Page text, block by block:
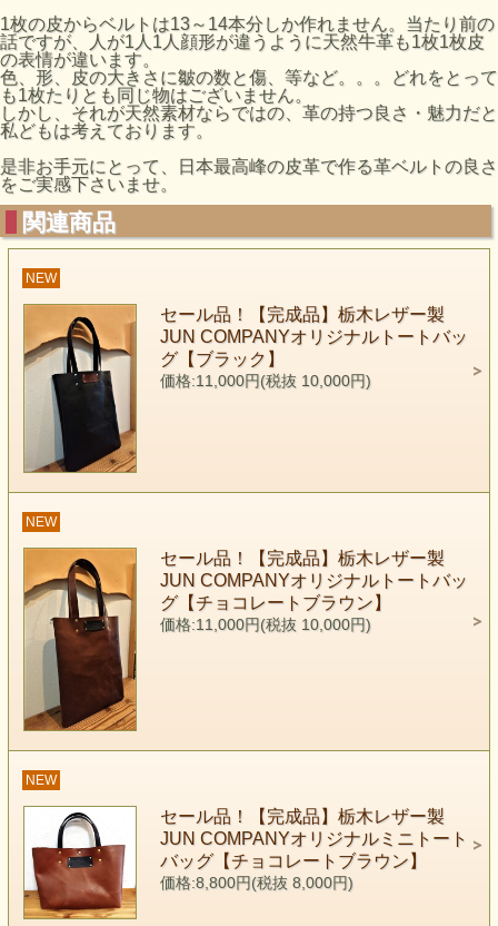
1枚の皮からベルトは13～14本分しか作れません。当たり前の
話ですが、人が1人1人顔形が違うように天然牛革も1枚1枚皮
の表情が違います。
色、形、皮の大きさに皺の数と傷、等など。。。どれをとって
も1枚たりとも同じ物はございません。
しかし、それが天然素材ならではの、革の持つ良さ・魅力だと
私どもは考えております。
是非お手元にとって、日本最高峰の皮革で作る革ベルトの良さ
をご実感下さいませ。
関連商品
NEW
セール品！【完成品】栃木レザー製
JUN COMPANYオリジナルトートバッ
グ【ブラック】
価格:11,000円(税抜 10,000円)
NEW
セール品！【完成品】栃木レザー製
JUN COMPANYオリジナルトートバッ
グ【チョコレートブラウン】
価格:11,000円(税抜 10,000円)
NEW
セール品！【完成品】栃木レザー製
JUN COMPANYオリジナルミニトート
バッグ【チョコレートブラウン】
価格:8,800円(税抜 8,000円)